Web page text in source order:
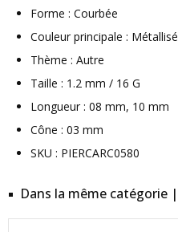
Forme : Courbée
Couleur principale : Métallisé
Thème : Autre
Taille : 1.2 mm / 16 G
Longueur : 08 mm, 10 mm
Cône : 03 mm
SKU : PIERCARC0580
Dans la même catégorie |